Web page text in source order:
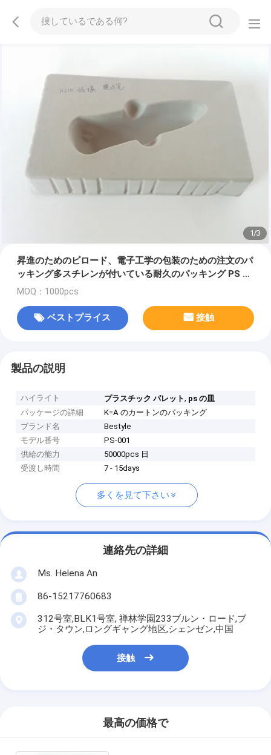
1/3
昇進のためのビロード、電子工学の包装のための注文のパ
ッキング多スチレンが付いている耐久のパッキング PS の
皿
MOQ：1000pcs
ベストプライス 接触
製品の説明
ハイライト プラスチック パレット, ps の皿
パッケージの詳細
K=A のカートンのパッキング
ブランド名
Bestyle
モデル番号
PS-001
供給の能力
50000pcs 日
受渡し時間
7 - 15days
多くを見て下さい
連絡先の詳細
Ms. Helena An
86-15217760683
312号室,BLK1号室, 禅林学園233ブルン・ロード,ブ
ジ・タウン,ロングギャング地区,シェンゼン,中国
接触
最高の価格で